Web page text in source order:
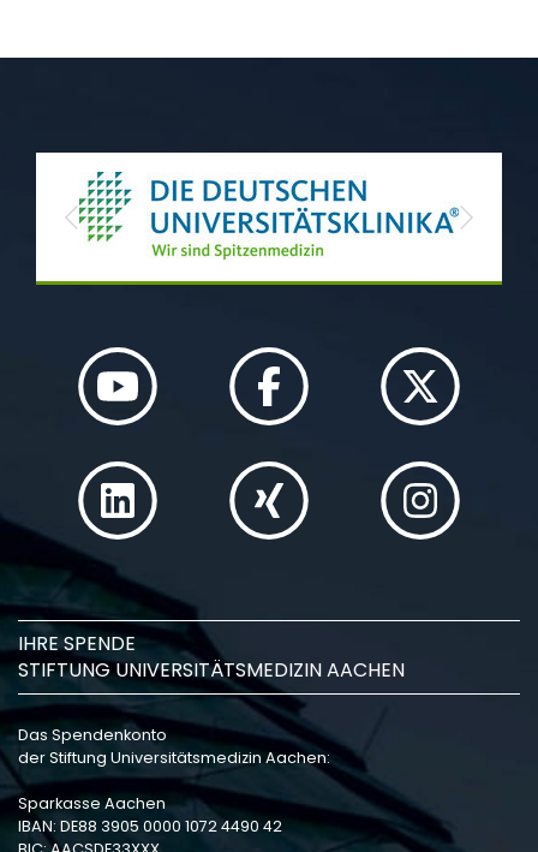
Previous Next
IHRE SPENDE
STIFTUNG UNIVERSITÄTSMEDIZIN AACHEN
Das Spendenkonto
der Stiftung Universitätsmedizin Aachen:
Sparkasse Aachen
IBAN: DE88 3905 0000 1072 4490 42